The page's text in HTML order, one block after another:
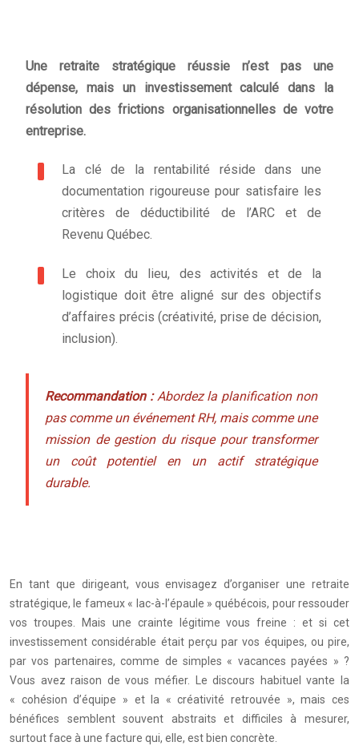
Une retraite stratégique réussie n’est pas une
dépense, mais un investissement calculé dans la
résolution des frictions organisationnelles de votre
entreprise.
La clé de la rentabilité réside dans une
documentation rigoureuse pour satisfaire les
critères de déductibilité de l’ARC et de
Revenu Québec.
Le choix du lieu, des activités et de la
logistique doit être aligné sur des objectifs
d’affaires précis (créativité, prise de décision,
inclusion).
Recommandation :Abordez la planification non
pas comme un événement RH, mais comme une
mission de gestion du risque pour transformer
un coût potentiel en un actif stratégique
durable.
En tant que dirigeant, vous envisagez d’organiser une retraite
stratégique, le fameux « lac-à-l’épaule » québécois, pour ressouder
vos troupes. Mais une crainte légitime vous freine : et si cet
investissement considérable était perçu par vos équipes, ou pire,
par vos partenaires, comme de simples « vacances payées » ?
Vous avez raison de vous méfier. Le discours habituel vante la
« cohésion d’équipe » et la « créativité retrouvée », mais ces
bénéfices semblent souvent abstraits et difficiles à mesurer,
surtout face à une facture qui, elle, est bien concrète.